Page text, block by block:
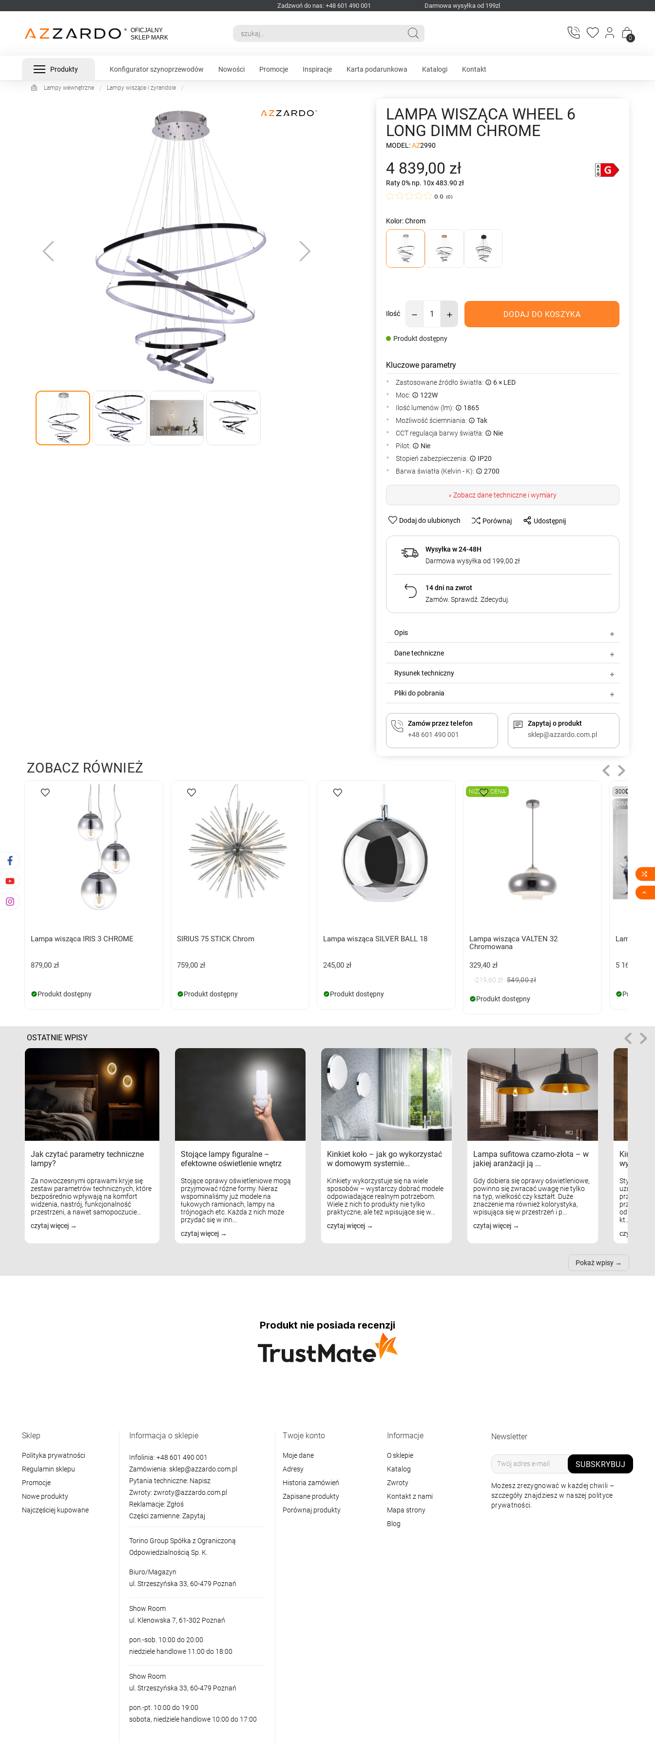
Zadzwoń do nas: +48 601 490 001 Darmowa wysyłka od 199zl
0
Produkty Konfigurator szynoprzewodów Nowości Promocje Inspiracje Karta podarunkowa Katalogi Kontakt
Lampy wewnętrzne Lampy wiszące i żyrandole
LAMPA WISZĄCA WHEEL 6
LONG DIMM CHROME
MODEL:AZ2990
4 839,00 zł
Raty 0% np. 10x 483.90 zł
0.0 (0)
Kolor: Chrom
Ilość DODAJ DO KOSZYKA
Produkt dostępny
Kluczowe parametry
Zastosowane źródło światła:
6 × LED
Moc:
122W
Ilość lumenów (lm):
1865
Możliwość ściemniania:
Tak
CCT regulacja barwy światła:
Nie
Pilot:
Nie
Stopień zabezpieczenia:
IP20
Barwa światła (Kelvin - K):
2700
> Zobacz dane techniczne i wymiary
Dodaj do ulubionych Porównaj Udostępnij
Wysyłka w 24-48H
Darmowa wysyłka od 199,00 zł
14 dni na zwrot
Zamów. Sprawdź. Zdecyduj.
Opis
Dane techniczne
Rysunek techniczny
Pliki do pobrania
Zamów przez telefon
+48 601 490 001
Zapytaj o produkt
sklep@azzardo.com.pl
ZOBACZ RÓWNIEŻ
Lampa wisząca IRIS 3 CHROME
879,00 zł
Produkt dostępny
SIRIUS 75 STICK Chrom
759,00 zł
Produkt dostępny
Lampa wisząca SILVER BALL 18
245,00 zł
Produkt dostępny
NIŻSZA CENA
Lampa wisząca VALTEN 32
Chromowana
329,40 zł
-219,60 zł 549,00 zł
Produkt dostępny
3000K
DIMM
Lampa
5 169,00 zł
Produkt
OSTATNIE WPISY
Jak czytać parametry techniczne
lampy?
Za nowoczesnymi oprawami kryje się
zestaw parametrów technicznych, które
bezpośrednio wpływają na komfort
widzenia, nastrój, funkcjonalność
przestrzeni, a nawet samopoczucie...
czytaj więcej
Stojące lampy figuralne –
efektowne oświetlenie wnętrz
Stojące oprawy oświetleniowe mogą
przyjmować różne formy. Nieraz
wspominaliśmy już modele na
łukowych ramionach, lampy na
trójnogach etc. Każda z nich może
przydać się w inn...
czytaj więcej
Kinkiet koło – jak go wykorzystać
w domowym systemie...
Kinkiety wykorzystuje się na wiele
sposobów – wystarczy dobrać modele
odpowiadające realnym potrzebom.
Wiele z nich to produkty nie tylko
praktyczne, ale też wpisujące się w...
czytaj więcej
Lampa sufitowa czarno-złota – w
jakiej aranżacji ją ...
Gdy dobiera się oprawy oświetleniowe,
powinno się zwracać uwagę nie tylko
na typ, wielkość czy kształt. Duże
znaczenie ma również kolorystyka,
wpisująca się w przestrzeń i p...
czytaj więcej
Kinkiety
Styl
uznaniem
kt...
czytaj
Pokaż wpisy
Produkt nie posiada recenzji
Sklep
Polityka prywatności
Regulamin sklepu
Promocje
Nowe produkty
Najczęściej kupowane
Informacja o sklepie
Infolinia: +48 601 490 001
Zamówienia: sklep@azzardo.com.pl
Pytania techniczne: Napisz
Zwroty: zwroty@azzardo.com.pl
Reklamacje: Zgłoś
Części zamienne: Zapytaj
Torino Group Spółka z Ograniczoną
Odpowiedzialnością Sp. K.
Biuro/Magazyn
ul. Strzeszyńska 33, 60-479 Poznań
Show Room
ul. Klenowska 7, 61-302 Poznań
pon.-sob. 10:00 do 20:00
niedziele handlowe 11:00 do 18:00
Show Room
ul. Strzeszyńska 33, 60-479 Poznań
pon.-pt. 10:00 do 19:00
sobota, niedziele handlowe 10:00 do 17:00
Twoje konto
Moje dane
Adresy
Historia zamówień
Zapisane produkty
Porównaj produkty
Informacje
O sklepie
Katalog
Zwroty
Kontakt z nami
Mapa strony
Blog
Newsletter
SUBSKRYBUJ
Możesz zrezygnować w każdej chwili –
szczegóły znajdziesz w naszej polityce
prywatności.

